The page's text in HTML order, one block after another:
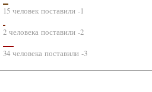
15 человек поставили -1
2 человека поставили -2
34 человека поставили -3